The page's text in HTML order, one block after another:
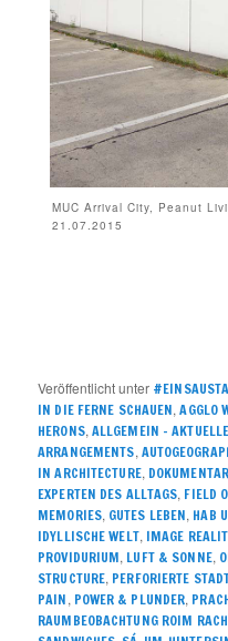
MUC Arrival City, Peanut
21.07.2015
Veröffentlicht unter
IN DIE FERNE SCHAUEN,AGGLO
HERONS, ALLGEMEIN –
ARRANGEMENTS,
IN ARCHITECTURE,
EXPERTEN DES ALLTAGS, FIELD
MEMORIES, GUTES LEBEN, HAB
IDYLLISCHE WELT, IMAGE
PROVIDURIUM, LUFT & SONNE,
STRUCTURE, PERFORIERTE
PAIN, POWER & PLUNDER,
RAUMBEOBACHTUNG ROIM